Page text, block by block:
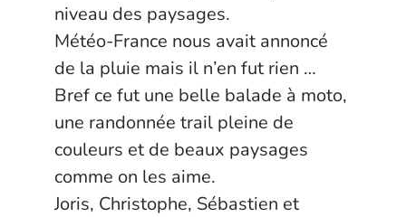
niveau des paysages.
Météo-France nous avait annoncé
de la pluie mais il n’en fut rien …
Bref ce fut une belle balade à moto,
une randonnée trail pleine de
couleurs et de beaux paysages
comme on les aime.
Joris, Christophe, Sébastien et